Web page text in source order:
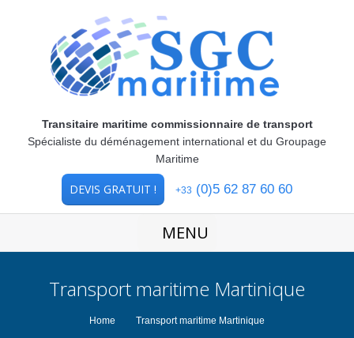
Transitaire maritime commissionnaire de transport
Spécialiste du déménagement international et du Groupage
Maritime
DEVIS GRATUIT ! +33 (0)5 62 87 60 60
MENU
Transport maritime Martinique
Home Transport maritime Martinique